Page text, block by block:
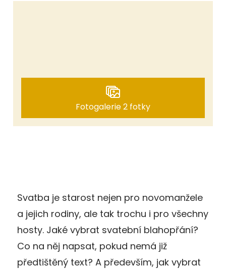
Fotogalerie 2 fotky
Svatba je starost nejen pro novomanžele
a jejich rodiny, ale tak trochu i pro všechny
hosty. Jaké vybrat svatební blahopřání?
Co na něj napsat, pokud nemá již
předtištěný text? A především, jak vybrat